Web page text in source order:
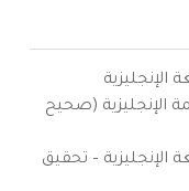
الإنجليزية
الإنجليزية (صحيح
الإنجليزية – تحقيق